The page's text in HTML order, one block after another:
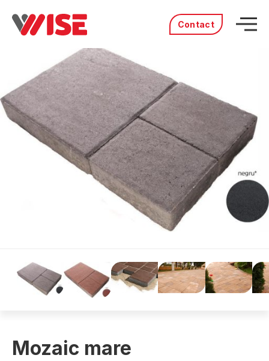
Contact
Produse
Servicii
Distribuitori
Portofoliu
Povestea noastră
Mozaic mare